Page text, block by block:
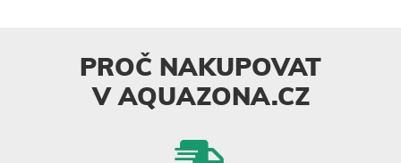
PROČ NAKUPOVAT
V AQUAZONA.CZ